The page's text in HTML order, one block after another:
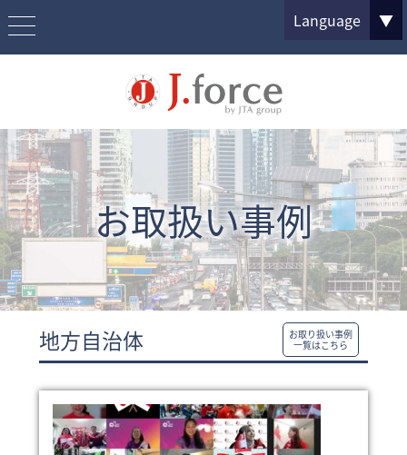
Language ▼
お取扱い事例
地方自治体
お取り扱い事例
一覧はこちら